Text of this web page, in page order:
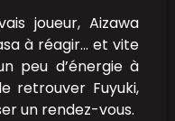
joueur, Aizawa
à réagir… et vite
peu d’énergie à
retrouver Fuyuki,
un rendez-vous.